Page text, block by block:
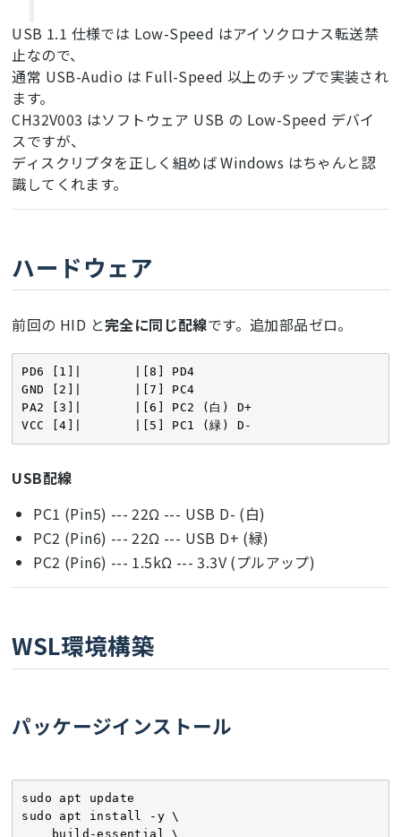
USB 1.1 仕様では Low-Speed はアイソクロナス転送禁
止なので、
通常 USB-Audio は Full-Speed 以上のチップで実装され
ます。
CH32V003 はソフトウェア USB の Low-Speed デバイ
スですが、
ディスクリプタを正しく組めば Windows はちゃんと認
識してくれます。
ハードウェア
前回の HID と完全に同じ配線です。追加部品ゼロ。
PD6 [1]|       |[8] PD4
GND [2]|       |[7] PC4
PA2 [3]|       |[6] PC2 (白) D+
VCC [4]|       |[5] PC1 (緑) D-
USB配線
PC1 (Pin5) --- 22Ω --- USB D- (白)
PC2 (Pin6) --- 22Ω --- USB D+ (緑)
PC2 (Pin6) --- 1.5kΩ --- 3.3V (プルアップ)
WSL環境構築
パッケージインストール
sudo apt update
sudo apt install -y \